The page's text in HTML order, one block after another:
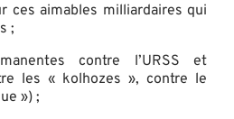
ces aimables milliardaires qui
;
contre l’URSS et
les « kolhozes », contre le
») ;